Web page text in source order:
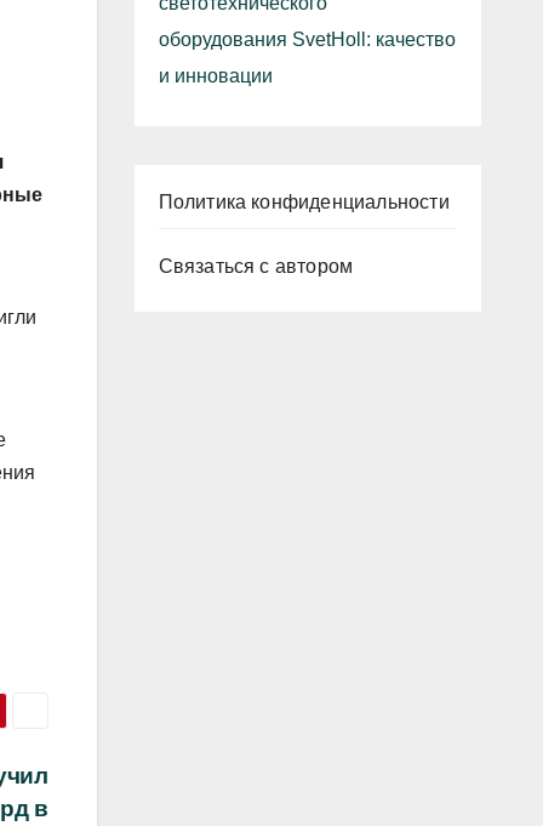
в
оборудования SvetHoll: качество
и инновации
Политика конфиденциальности
Связаться с автором